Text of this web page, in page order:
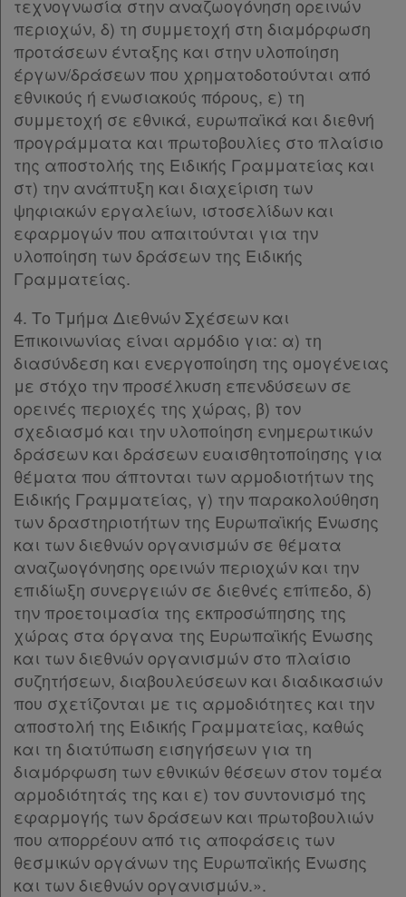
τεχνογνωσία στην αναζωογόνηση ορεινών
περιοχών, δ) τη συμμετοχή στη διαμόρφωση
προτάσεων ένταξης και στην υλοποίηση
έργων/δράσεων που χρηματοδοτούνται από
εθνικούς ή ενωσιακούς πόρους, ε) τη
συμμετοχή σε εθνικά, ευρωπαϊκά και διεθνή
προγράμματα και πρωτοβουλίες στο πλαίσιο
της αποστολής της Ειδικής Γραμματείας και
στ) την ανάπτυξη και διαχείριση των
ψηφιακών εργαλείων, ιστοσελίδων και
εφαρμογών που απαιτούνται για την
υλοποίηση των δράσεων της Ειδικής
Γραμματείας.
4. Το Τμήμα Διεθνών Σχέσεων και
Επικοινωνίας είναι αρμόδιο για: α) τη
διασύνδεση και ενεργοποίηση της ομογένειας
με στόχο την προσέλκυση επενδύσεων σε
ορεινές περιοχές της χώρας, β) τον
σχεδιασμό και την υλοποίηση ενημερωτικών
δράσεων και δράσεων ευαισθητοποίησης για
θέματα που άπτονται των αρμοδιοτήτων της
Ειδικής Γραμματείας, γ) την παρακολούθηση
των δραστηριοτήτων της Ευρωπαϊκής Ένωσης
και των διεθνών οργανισμών σε θέματα
αναζωογόνησης ορεινών περιοχών και την
επιδίωξη συνεργειών σε διεθνές επίπεδο, δ)
την προετοιμασία της εκπροσώπησης της
χώρας στα όργανα της Ευρωπαϊκής Ένωσης
και των διεθνών οργανισμών στο πλαίσιο
συζητήσεων, διαβουλεύσεων και διαδικασιών
που σχετίζονται με τις αρμοδιότητες και την
αποστολή της Ειδικής Γραμματείας, καθώς
και τη διατύπωση εισηγήσεων για τη
διαμόρφωση των εθνικών θέσεων στον τομέα
αρμοδιότητάς της και ε) τον συντονισμό της
εφαρμογής των δράσεων και πρωτοβουλιών
που απορρέουν από τις αποφάσεις των
θεσμικών οργάνων της Ευρωπαϊκής Ένωσης
και των διεθνών οργανισμών.».